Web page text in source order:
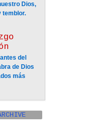
Dios,
temblor.
del
de Dios
más